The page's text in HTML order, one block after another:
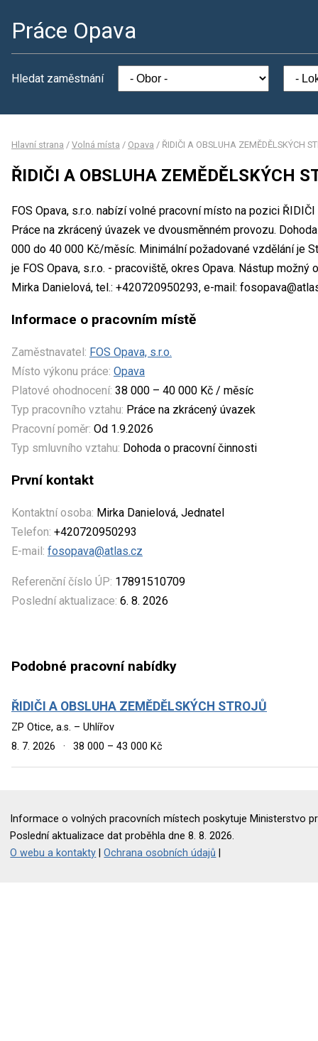
Práce Opava
Hledat zaměstnání
Hlavní strana / Volná místa / Opava / ŘIDIČI A OBSLUHA ZEMĚDĚLSKÝCH
ŘIDIČI A OBSLUHA ZEMĚDĚLSKÝCH
FOS Opava, s.r.o. nabízí volné pracovní místo na pozici ŘIDIČI
Práce na zkrácený úvazek ve dvousměnném provozu.
000 do 40 000 Kč/měsíc. Minimální požadované vzdělání je
je FOS Opava, s.r.o. - pracoviště, okres Opava. Nástup
Mirka Danielová, tel.: +420720950293, e-mail:
Informace o pracovním místě
Zaměstnavatel: FOS Opava, s.r.o.
Místo výkonu práce: Opava
Platové ohodnocení: 38 000 – 40 000 Kč / měsíc
Typ pracovního vztahu: Práce na zkrácený úvazek
Pracovní poměr: Od 1.9.2026
Typ smluvního vztahu: Dohoda o pracovní činnosti
První kontakt
Kontaktní osoba: Mirka Danielová, Jednatel
Telefon: +420720950293
E-mail: fosopava@atlas.cz
Referenční číslo ÚP: 17891510709
Poslední aktualizace: 6. 8. 2026
Podobné pracovní nabídky
ŘIDIČI A OBSLUHA ZEMĚDĚLSKÝCH STROJŮ
ZP Otice, a.s. – Uhlířov
8. 7. 2026
· 38 000 – 43 000 Kč
Informace o volných pracovních místech poskytuje Ministerstvo
Poslední aktualizace dat proběhla dne 8. 8. 2026.
O webu a kontakty |Ochrana osobních údajů